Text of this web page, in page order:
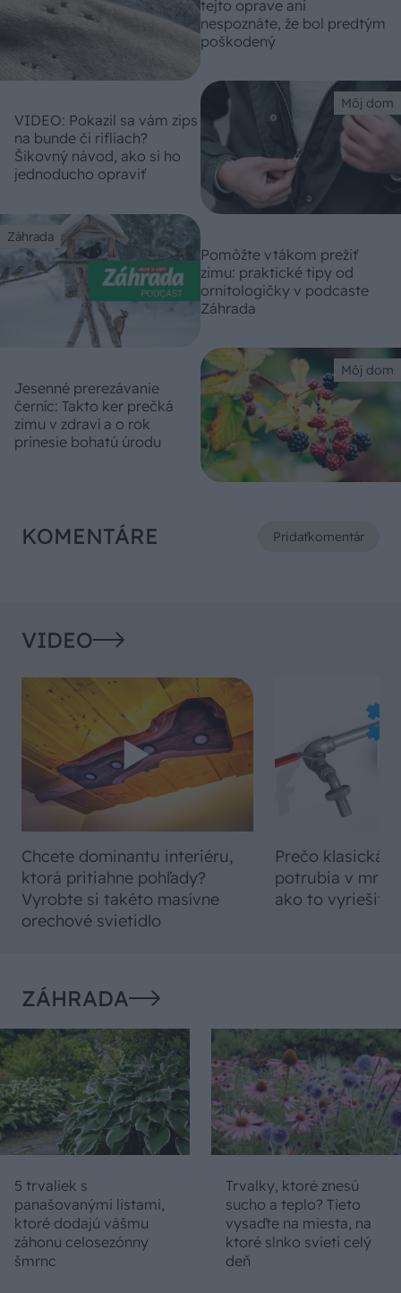
tejto oprave ani
nespoznáte, že bol predtým
poškodený
Môj dom
VIDEO: Pokazil sa vám zips
na bunde či rifliach?
Šikovný návod, ako si ho
jednoducho opraviť
Záhrada
Pomôžte vtákom prežiť
zimu: praktické tipy od
ornitologičky v podcaste
Záhrada
Môj dom
Jesenné prerezávanie
černíc: Takto ker prečká
zimu v zdraví a o rok
prinesie bohatú úrodu
KOMENTÁRE Pridaťkomentár
VIDEO
Chcete dominantu interiéru,
ktorá pritiahne pohľady?
Vyrobte si takéto masívne
orechové svietidlo
Prečo klasická
potrubia v
ako to vyriešiť
ZÁHRADA
5 trvaliek s
panašovanými listami,
ktoré dodajú vášmu
záhonu celosezónny
šmrnc
Trvalky, ktoré znesú
sucho a teplo? Tieto
vysaďte na miesta, na
ktoré slnko svieti celý
deň